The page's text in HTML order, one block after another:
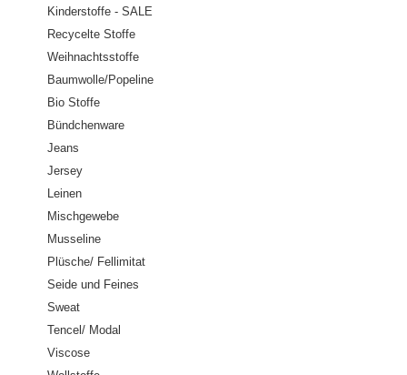
Kinderstoffe - SALE
Recycelte Stoffe
Weihnachtsstoffe
Baumwolle/Popeline
Bio Stoffe
Bündchenware
Jeans
Jersey
Leinen
Mischgewebe
Musseline
Plüsche/ Fellimitat
Seide und Feines
Sweat
Tencel/ Modal
Viscose